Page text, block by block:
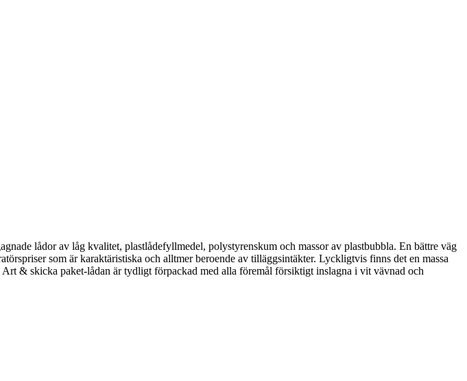
lådor av låg kvalitet, plastlådefyllmedel, polystyrenskum och massor av plastbubbla. En bättre väg
som är karaktäristiska och alltmer beroende av tilläggsintäkter. Lyckligtvis finns det en massa
& skicka paket-lådan är tydligt förpackad med alla föremål försiktigt inslagna i vit vävnad och